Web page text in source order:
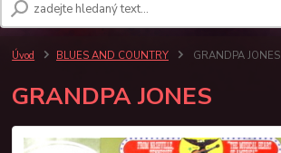
Úvod BLUES AND COUNTRY GRANDPA JONES
GRANDPA JONES